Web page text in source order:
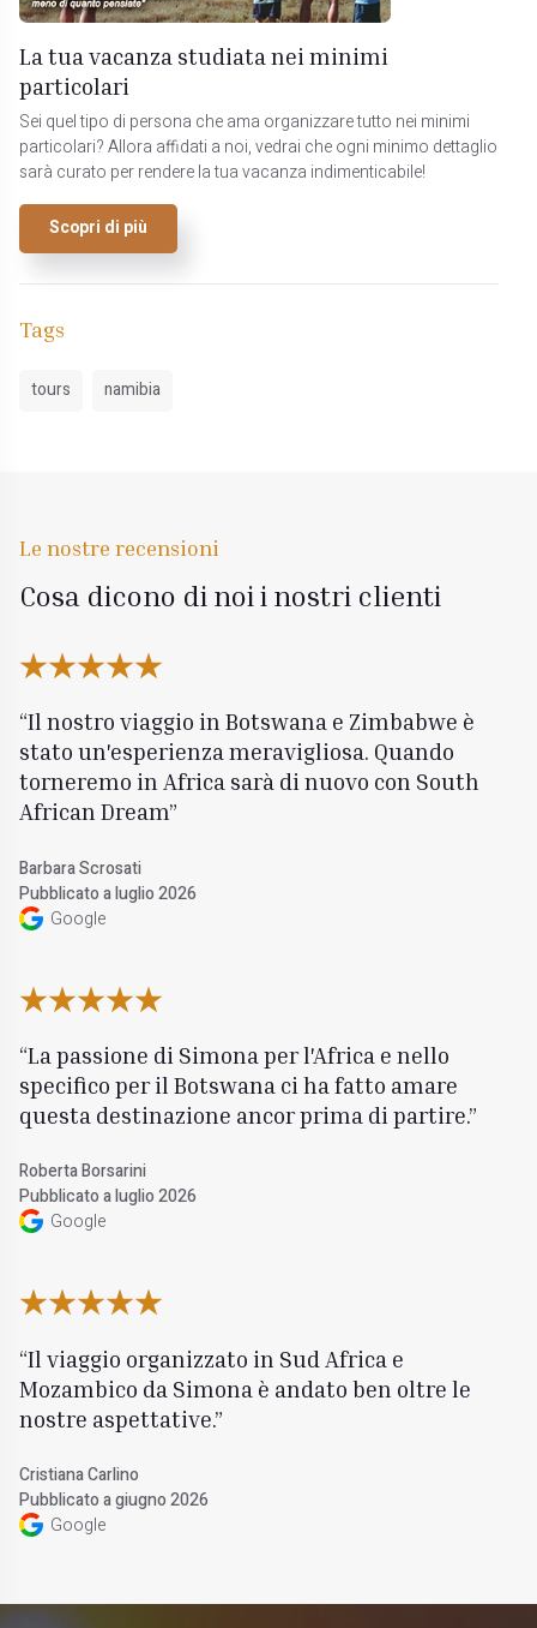
La tua vacanza studiata nei minimi
particolari
Sei quel tipo di persona che ama organizzare tutto nei minimi
particolari? Allora affidati a noi, vedrai che ogni minimo dettaglio
sarà curato per rendere la tua vacanza indimenticabile!
Scopri di più
Tags
tours namibia
Le nostre recensioni
Cosa dicono di noi i nostri clienti
Il nostro viaggio in Botswana e Zimbabwe è
stato un'esperienza meravigliosa. Quando
torneremo in Africa sarà di nuovo con South
African Dream
Barbara Scrosati
Pubblicato a luglio 2026
Google
La passione di Simona per l'Africa e nello
specifico per il Botswana ci ha fatto amare
questa destinazione ancor prima di partire.
Roberta Borsarini
Pubblicato a luglio 2026
Google
Il viaggio organizzato in Sud Africa e
Mozambico da Simona è andato ben oltre le
nostre aspettative.
Cristiana Carlino
Pubblicato a giugno 2026
Google